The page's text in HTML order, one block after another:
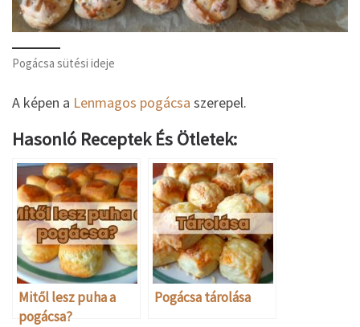
Pogácsa sütési ideje
A képen a Lenmagos pogácsa szerepel.
Hasonló Receptek És Ötletek:
Mitől lesz puha a
pogácsa?
Pogácsa tárolása